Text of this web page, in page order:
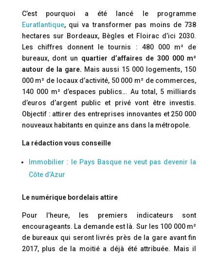
C’est pourquoi a été lancé le programme
Euratlantique, qui va transformer pas moins de 738
hectares sur Bordeaux, Bègles et Floirac d’ici 2030.
Les chiffres donnent le tournis : 480 000 m² de
bureaux, dont un quartier d’affaires de 300 000 m²
autour de la gare. Mais aussi 15 000 logements, 150
000 m² de locaux d’activité, 50 000 m² de commerces,
140 000 m² d’espaces publics… Au total, 5 milliards
d’euros d’argent public et privé vont être investis.
Objectif : attirer des entreprises innovantes et 250 000
nouveaux habitants en quinze ans dans la métropole.
La rédaction vous conseille
Immobilier : le Pays Basque ne veut pas devenir la
Côte d’Azur
Le numérique bordelais attire
Pour l’heure, les premiers indicateurs sont
encourageants. La demande est là. Sur les 100 000 m²
de bureaux qui seront livrés près de la gare avant fin
2017, plus de la moitié a déjà été attribuée. Mais il